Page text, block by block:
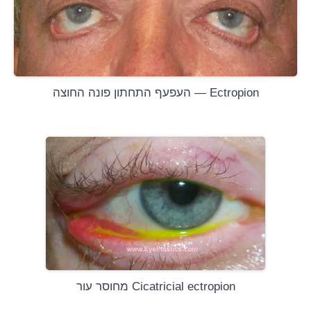
Ectropion — העפעף התחתון פונה החוצה
Cicatricial ectropion מחוסר עור